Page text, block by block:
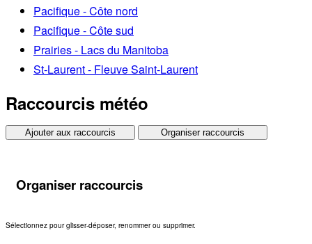
Pacifique - Côte nord
Pacifique - Côte sud
Prairies - Lacs du Manitoba
St-Laurent - Fleuve Saint-Laurent
Raccourcis météo
Ajouter aux raccourcis Organiser raccourcis
Organiser raccourcis
Sélectionnez pour glisser-déposer, renommer ou supprimer.